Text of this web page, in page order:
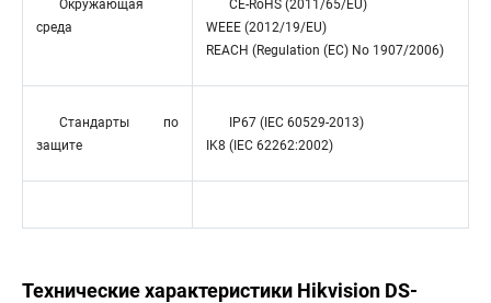
Окружающая
среда
CE-RoHS (2011/65/EU)
WEEE (2012/19/EU)
REACH (Regulation (EC) No 1907/2006)
Стандарты по
защите
IP67 (IEC 60529-2013)
IK8 (IEC 62262:2002)
Технические характеристики Hikvision DS-